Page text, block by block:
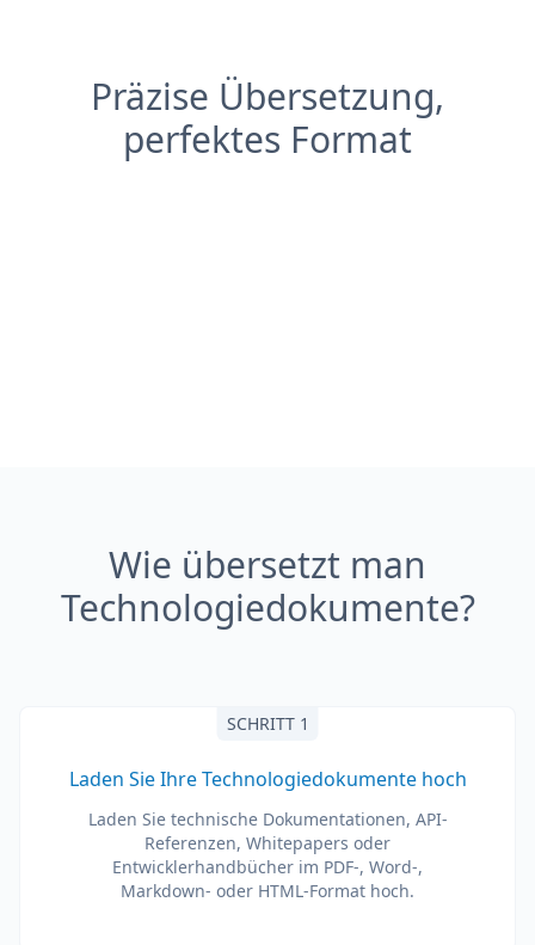
Präzise Übersetzung,
perfektes Format
Wie übersetzt man
Technologiedokumente?
SCHRITT 1
Laden Sie Ihre Technologiedokumente hoch
Laden Sie technische Dokumentationen, API-
Referenzen, Whitepapers oder
Entwicklerhandbücher im PDF-, Word-,
Markdown- oder HTML-Format hoch.